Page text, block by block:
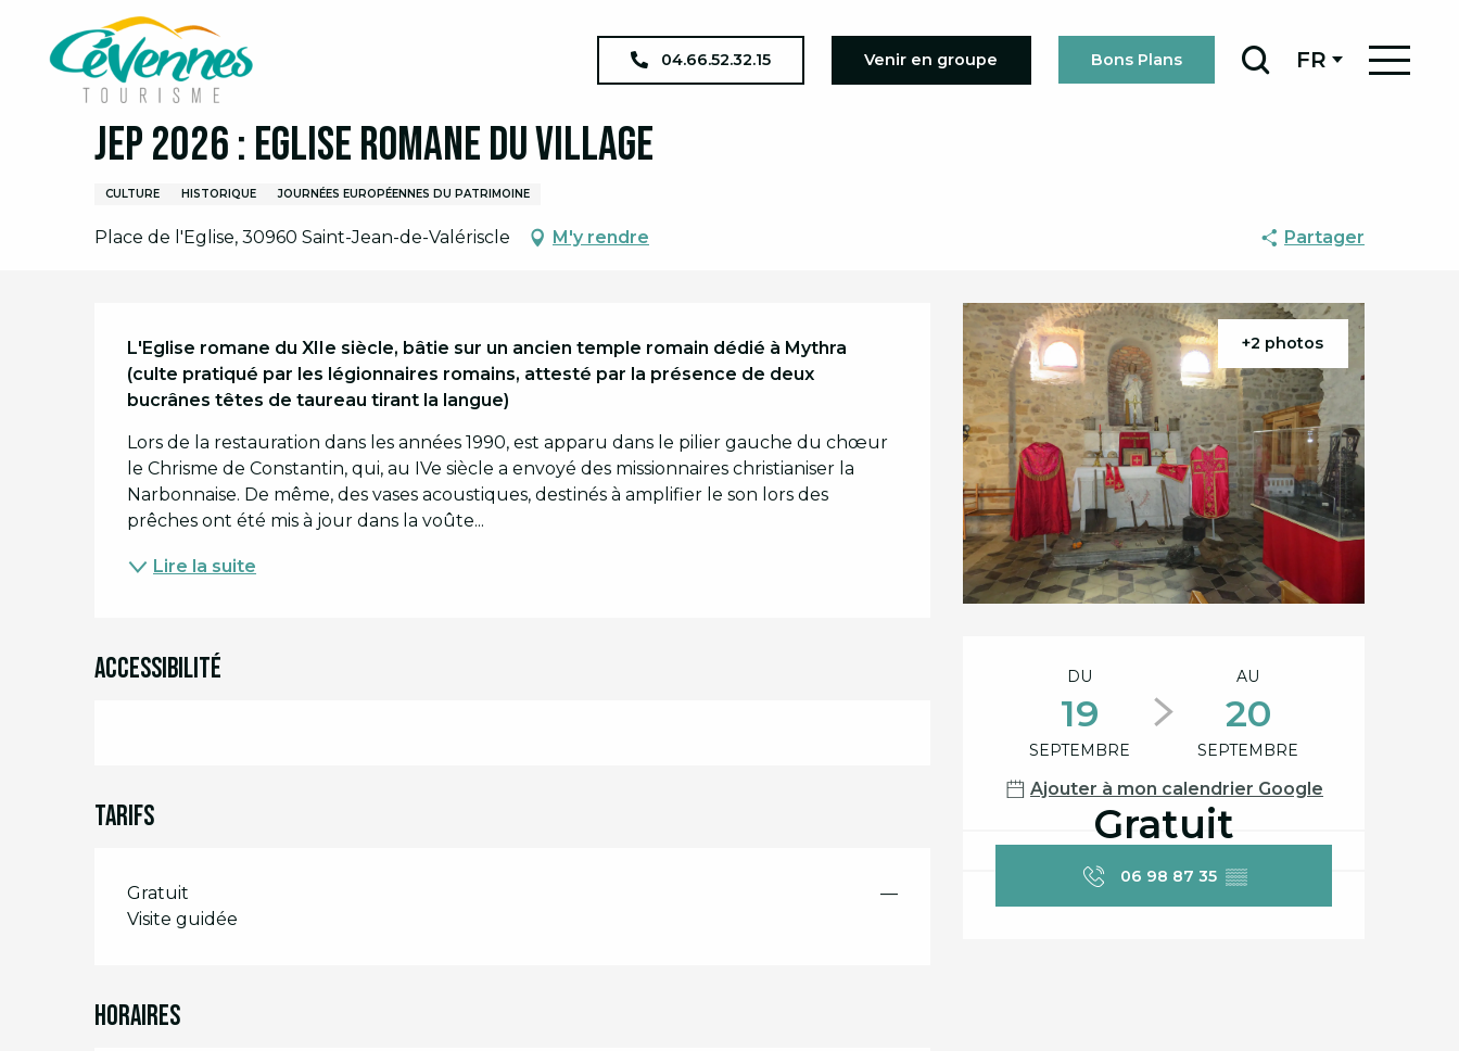
contenu
04.66.52.32.15 Venir en groupe Bons Plans FR
Accueil Organiser son séjour
19 septembre > 20 septembre
JEP 2026 : Eglise Romane du village
CULTURE HISTORIQUE JOURNÉES EUROPÉENNES DU PATRIMOINE
Place de l'Eglise, 30960 Saint-Jean-de-Valériscle M'y rendre Partager
+2 photos
Ouverture et
DU
19
SEPTEMBRE
AU
20
SEPTEMBRE
Ajouter à mon calendrier Google
Gratuit
06 98 87 35 ▒▒
Description
L'Eglise romane du XIIe siècle, bâtie sur un ancien temple romain dédié à Mythra
(culte pratiqué par les légionnaires romains, attesté par la présence de deux
bucrânes têtes de taureau tirant la langue)
Lors de la restauration dans les années 1990, est apparu dans le pilier gauche du chœur
le Chrisme de Constantin, qui, au IVe siècle a envoyé des missionnaires christianiser la
Narbonnaise. De même, des vases acoustiques, destinés à amplifier le son lors des
prêches ont été mis à jour dans la voûte...
Lire la suite
Accessibilité
Tarifs
Gratuit
—
Visite guidée
Horaires